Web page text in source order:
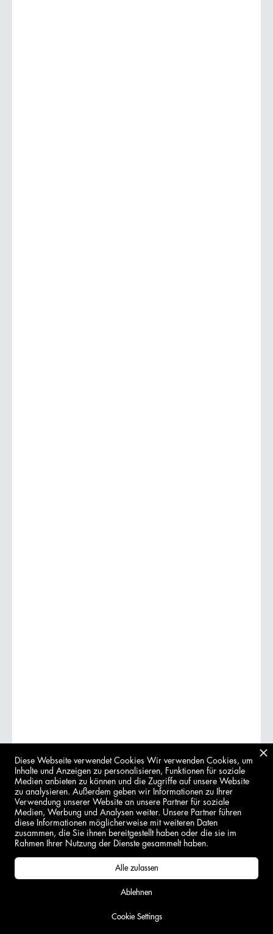
AUSGETRUNKEN
Diese Webseite verwendet Cookies Wir verwenden Cookies, um
Inhalte und Anzeigen zu personalisieren, Funktionen für soziale
Medien anbieten zu können und die Zugriffe auf unsere Website
zu analysieren. Außerdem geben wir Informationen zu Ihrer
Verwendung unserer Website an unsere Partner für soziale
Medien, Werbung und Analysen weiter. Unsere Partner führen
diese Informationen möglicherweise mit weiteren Daten
zusammen, die Sie ihnen bereitgestellt haben oder die sie im
Rahmen Ihrer Nutzung der Dienste gesammelt haben.
Cookie Settings
Ablehnen
Alle zulassen